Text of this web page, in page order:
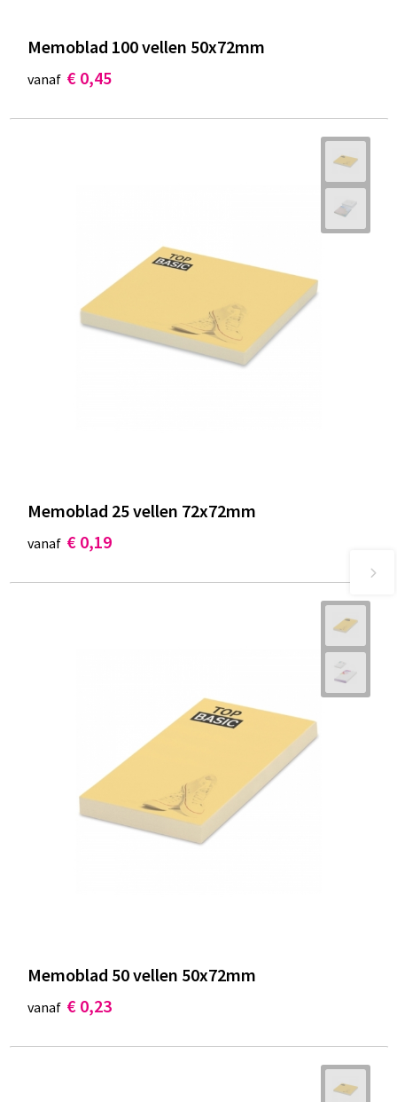
Memoblad 100 vellen 50x72mm
vanaf € 0,45
Memoblad 25 vellen 72x72mm
vanaf € 0,19
Memoblad 50 vellen 50x72mm
vanaf € 0,23